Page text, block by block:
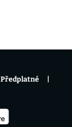
Předplatné